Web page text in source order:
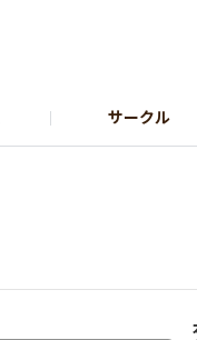
サークル